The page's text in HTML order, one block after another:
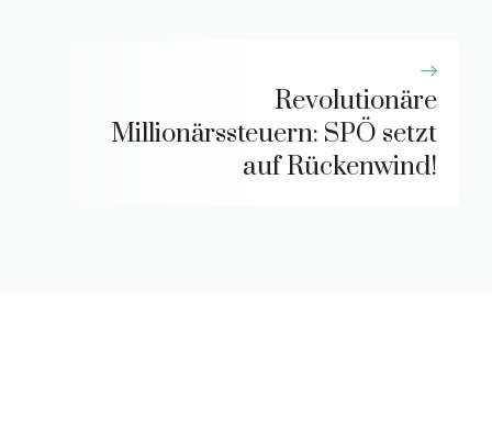
Revolutionäre
Millionärssteuern: SPÖ setzt
auf Rückenwind!